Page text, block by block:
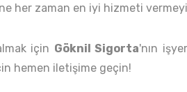
her zaman en iyi hizmeti
için Göknil Sigorta'nın
hemen iletişime geçin!